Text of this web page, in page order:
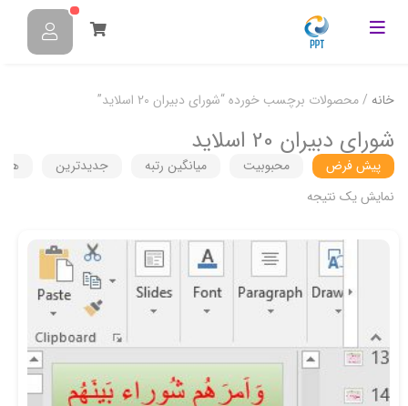
خانه / محصولات برچسب خورده “شورای دبیران 20 اسلاید”
شورای دبیران 20 اسلاید
پیش فرض محبوبیت میانگین رتبه جدیدترین
نمایش یک نتیجه